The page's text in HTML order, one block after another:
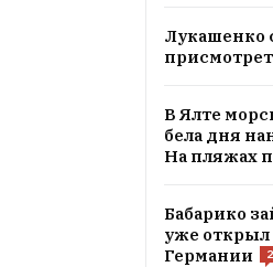
Лукашенко
В Ялте
бела дня
На пляжах
Бабарико
уже
Германии